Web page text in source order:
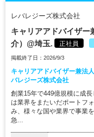
レバレジーズ株式会社
キャリアアドバイザー
介）@埼玉.
正社員
掲載終了日：2026/9/3
キャリアアドバイザー兼法
バレジーズ株式会社
創業15年で449億規模に成
は業界をまたいだポートフ
み、様々な国や業界で事業
急...